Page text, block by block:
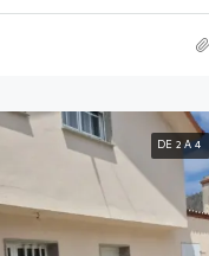
DE 2 A 4